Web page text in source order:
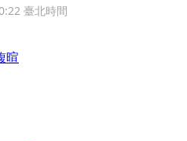
臺北時間
暄